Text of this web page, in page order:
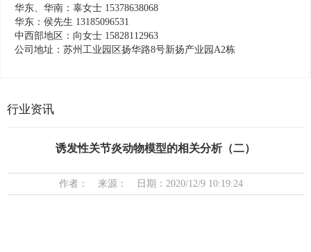
华东、华南：辜女士 15378638068
华东：侯先生 13185096531
中西部地区：向女士 15828112963
公司地址：苏州工业园区扬华路8号新扬产业园A2栋
行业资讯
诱发性关节炎动物模型的相关分析（二）
作者： 来源： 日期：2020/12/9 10:19:24